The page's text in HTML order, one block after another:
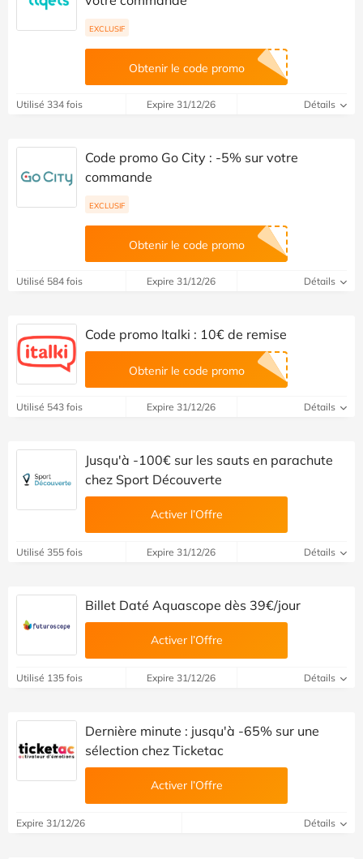
EXCLUSIF
Obtenir le code promo
Utilisé 334 fois Expire 31/12/26 Détails
Code promo Go City : -5% sur votre
commande
EXCLUSIF
Obtenir le code promo
Utilisé 584 fois Expire 31/12/26 Détails
Code promo Italki : 10€ de remise
Obtenir le code promo
Utilisé 543 fois Expire 31/12/26 Détails
Jusqu'à -100€ sur les sauts en parachute
chez Sport Découverte
Activer l’Offre
Utilisé 355 fois Expire 31/12/26 Détails
Billet Daté Aquascope dès 39€/jour
Activer l’Offre
Utilisé 135 fois Expire 31/12/26 Détails
Dernière minute : jusqu'à -65% sur une
sélection chez Ticketac
Activer l’Offre
Expire 31/12/26 Détails